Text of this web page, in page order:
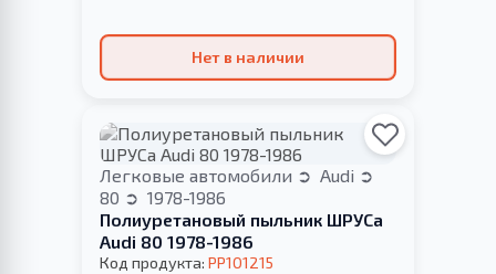
Нет в наличии
Легковые автомобили
Audi
80
1978-1986
Полиуретановый пыльник ШРУСа
Audi 80 1978-1986
Код продукта: PP101215